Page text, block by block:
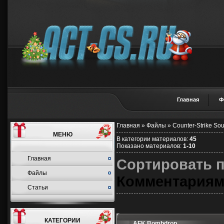
Главная
МЕНЮ
Главная
Файлы
Статьи
КАТЕГОРИИ
Главная » Файлы » Counter-Strike
В категории материалов: 45
Показано материалов: 1-10
Сортировать
Комментариям